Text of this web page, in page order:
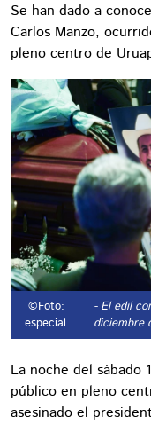
Se han dado a
Carlos Manzo,
pleno centro de
©Foto:
especial
- El edil
diciembre
La noche del sábado
público en pleno
asesinado el